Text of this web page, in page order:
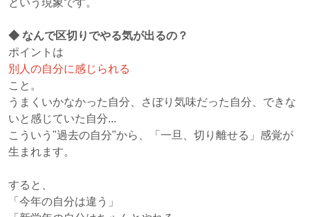
という現象です。
◆ なんで区切りでやる気が出るの？
ポイントは
別人の自分に感じられる
こと。
うまくいかなかった自分、さぼり気味だった自分、できな
いと感じていた自分...
こういう"過去の自分"から、「一旦、切り離せる」感覚が
生まれます。
すると、
「今年の自分は違う」